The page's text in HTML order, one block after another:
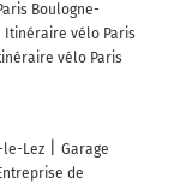
Boulogne-
Itinéraire vélo Paris
vélo Paris
le-Lez
Garage
de